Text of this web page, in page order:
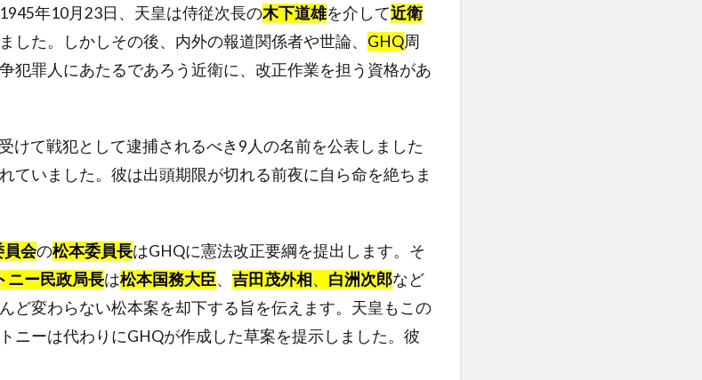
年10月23日、天皇は侍従次長の木下道雄を介して近衛
した。しかしその後、内外の報道関係者や世論、 GHQ周
犯罪人にあたるであろう近衛に、改正作業を担う資格があ
けて戦犯として逮捕されるべき9人の名前を公表しました
ていました。彼は出頭期限が切れる前夜に自ら命を絶ちま
員会の松本委員長はGHQに憲法改正要綱を提出します。そ
ニー民政局長は松本国務大臣、 吉田茂外相、 白洲次郎など
ど変わらない松本案を却下する旨を伝えます。天皇もこの
ニーは代わりにGHQが作成した草案を提示しました。彼